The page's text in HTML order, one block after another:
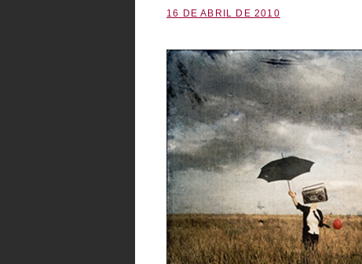
16 DE ABRIL DE 2010